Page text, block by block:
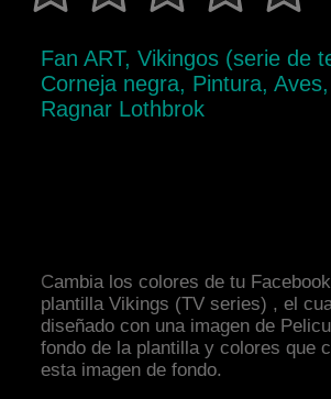
Fan ART, Vikingos (serie de
Corneja negra, Pintura,
Ragnar Lothbrok
Cambia los colores de tu
plantilla Vikings (TV series) , el
diseñado con una imagen de
fondo de la plantilla y colores que
esta imagen de fondo.